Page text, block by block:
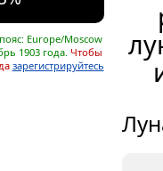
Europe/Moscow
1903 года. Чтобы
зарегистрируйтесь